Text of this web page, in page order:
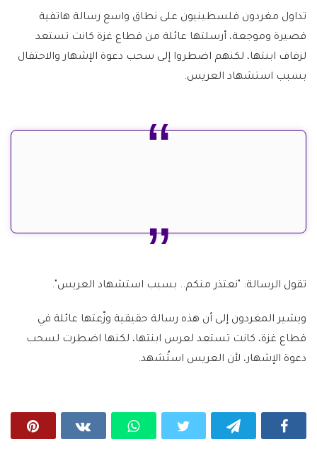
تداول مغردون فلسطينيون على نطاق واسع رسالة هاتفية
قصيرة وموجعة، أرسلتها عائلة من قطاع غزة كانت تستعد
لزفاف ابنتها، لكنهم اضطروا إلى سحب دعوة الإشهار والاحتفال
بسبب استشهاد العريس.
تقول الرسالة: "نعتذر منكم.. بسبب استشهاد العريس".
ويشير المغردون إلى أن هذه رسالة حقيقية وزّعتها عائلة في
قطاع غزة، كانت تستعد لعرس ابنتها، لكنها اضطرت لسحب
دعوة الإشهار، لأن العريس استُشهد.